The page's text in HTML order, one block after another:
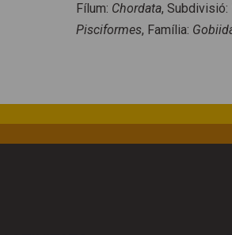
Fílum: Chordata, Subdivisió:
Pisciformes, Família: